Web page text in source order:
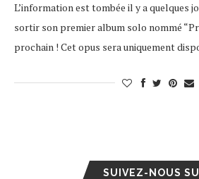
L’information est tombée il y a quelques
sortir son premier album solo nommé
prochain ! Cet opus sera uniquement
SUIVEZ-NOUS